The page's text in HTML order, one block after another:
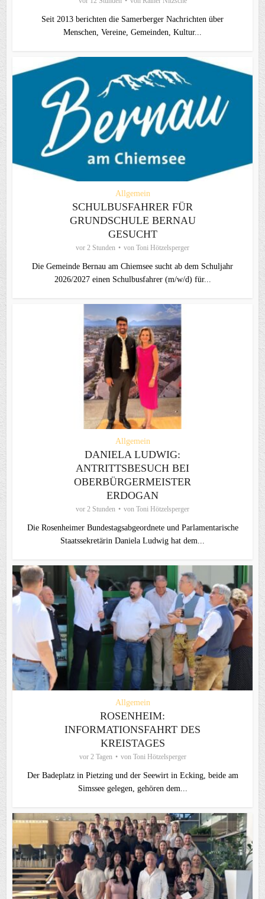
Seit 2013 berichten die Samerberger Nachrichten über
Menschen, Vereine, Gemeinden, Kultur...
Allgemein
SCHULBUSFAHRER FÜR
GRUNDSCHULE BERNAU
GESUCHT
vor 2 Stunden von Toni Hötzelsperger
Die Gemeinde Bernau am Chiemsee sucht ab dem Schuljahr
2026/2027 einen Schulbusfahrer (m/w/d) für...
Allgemein
DANIELA LUDWIG:
ANTRITTSBESUCH BEI
OBERBÜRGERMEISTER
ERDOGAN
vor 2 Stunden von Toni Hötzelsperger
Die Rosenheimer Bundestagsabgeordnete und Parlamentarische
Staatssekretärin Daniela Ludwig hat dem...
Allgemein
ROSENHEIM:
INFORMATIONSFAHRT DES
KREISTAGES
vor 2 Tagen von Toni Hötzelsperger
Der Badeplatz in Pietzing und der Seewirt in Ecking, beide am
Simssee gelegen, gehören dem...